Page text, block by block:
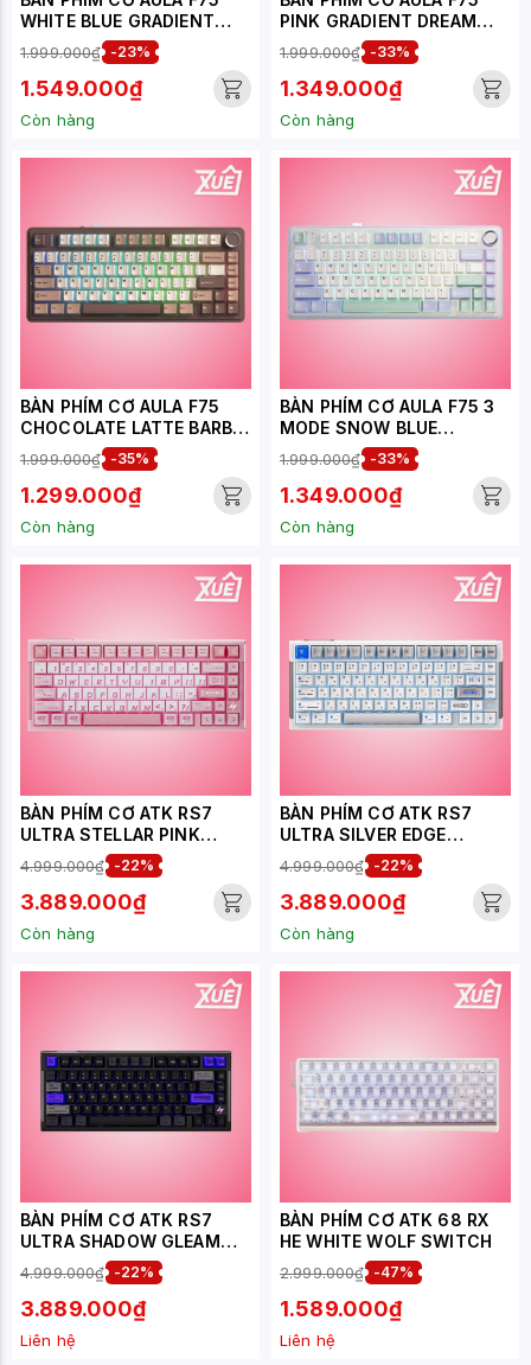
WHITE BLUE GRADIENT
OUTEMU SILENT PEACH V3
SWITCH
1.999.000₫ -23%
1.549.000₫
Còn hàng
PINK GRADIENT DREAM
SAKURA SWITCH
1.999.000₫ -33%
1.349.000₫
Còn hàng
BÀN PHÍM CƠ AULA F75
CHOCOLATE LATTE BARBIE
1.999.000₫ -35%
1.299.000₫
Còn hàng
BÀN PHÍM CƠ AULA F75 3
MODE SNOW BLUE
OUTEMU SILENT PEACH V3
SWITCH
1.999.000₫ -33%
1.349.000₫
Còn hàng
BÀN PHÍM CƠ ATK RS7
ULTRA STELLAR PINK
BLAZEBLADE SWITCH
4.999.000₫ -22%
3.889.000₫
Còn hàng
BÀN PHÍM CƠ ATK RS7
ULTRA SILVER EDGE
SNOWBLADE SWITCH
4.999.000₫ -22%
3.889.000₫
Còn hàng
BÀN PHÍM CƠ ATK RS7
ULTRA SHADOW GLEAM
BLAZEBLADE SWITCH
4.999.000₫ -22%
3.889.000₫
Liên hệ
BÀN PHÍM CƠ ATK 68 RX
HE WHITE WOLF SWITCH
2.999.000₫ -47%
1.589.000₫
Liên hệ